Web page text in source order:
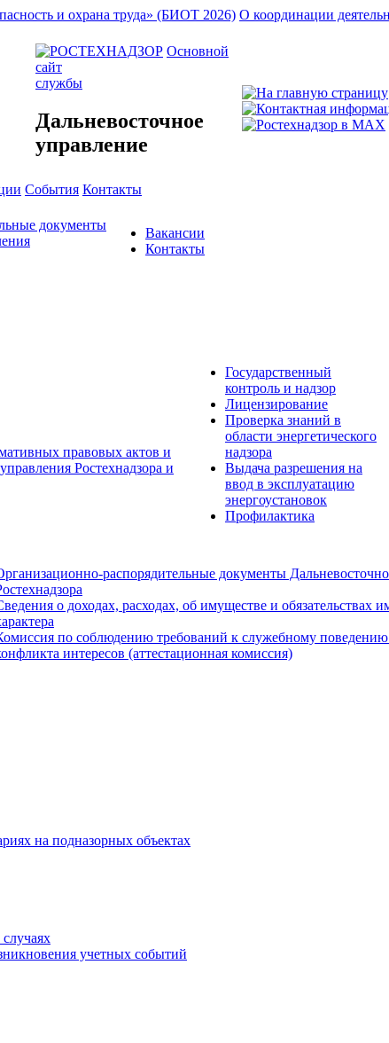
и охрана труда» (БИОТ 2026) О координации
Основной
сайт
службы
Дальневосточное
управление
События Контакты
документы
Вакансии
Контакты
правовых актов и
Ростехнадзора и
Государственный
контроль и надзор
Лицензирование
Проверка знаний в
области энергетического
надзора
Выдача разрешения на
ввод в эксплуатацию
энергоустановок
Профилактика
распорядительные документы
о доходах, расходах, об имуществе и обязательствах
по соблюдению требований к служебному
интересов (аттестационная комиссия)
на подназорных объектах
учетных событий